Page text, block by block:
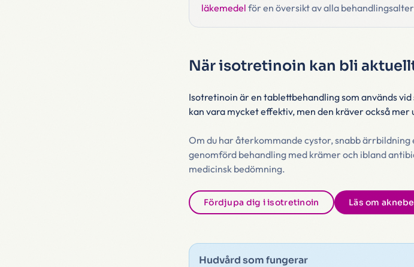
läkemedel för en översikt av alla
När isotretinoin kan bli
Isotretinoin är en tablettbehandling som används vid
kan vara mycket effektiv, men den kräver också
Om du har återkommande cystor, snabb
genomförd behandling med krämer och ibland
medicinsk bedömning.
Fördjupa dig i isotretinoin Läs om
Hudvård som fungerar